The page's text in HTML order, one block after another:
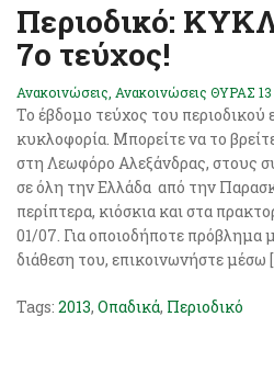
Περιοδικό:
7ο τεύχος!
Ανακοινώσεις, Ανακοινώσεις ΘΥΡΑΣ 13
Το έβδομο τεύχος του περιοδικού
κυκλοφορία. Μπορείτε να το
στη Λεωφόρο Αλεξάνδρας, στους
σε όλη την Ελλάδα από την
περίπτερα, κιόσκια και στα
01/07. Για οποιοδήποτε πρόβλημα
διάθεση του, επικοινωνήστε μέσω
Tags: 2013, Οπαδικά, Περιοδικό